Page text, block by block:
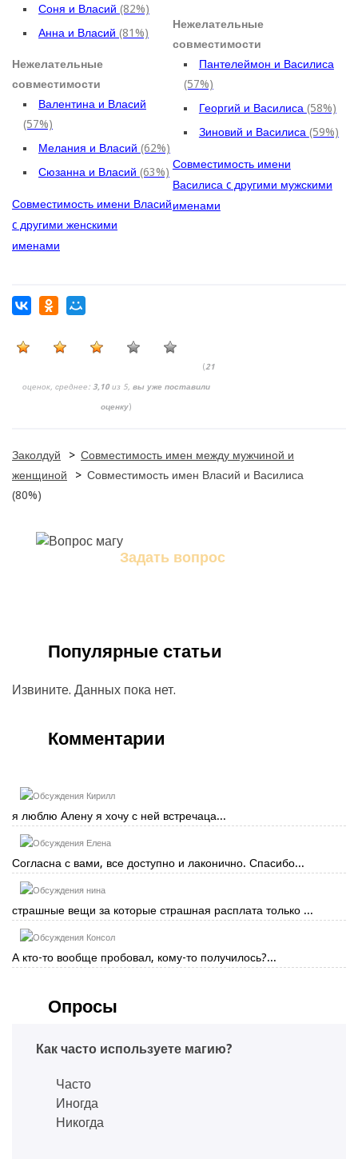
Соня и Власий (82%)
Анна и Власий (81%)
Нежелательные
совместимости
Валентина и Власий
(57%)
Мелания и Власий (62%)
Сюзанна и Власий (63%)
Совместимость имени Власий
c другими женскими
именами
Нежелательные
совместимости
Пантелеймон и Василиса
(57%)
Георгий и Василиса (58%)
Зиновий и Василиса (59%)
Совместимость имени
Василиса c другими мужскими
именами
(21
оценок, среднее: 3,10из 5, вы уже поставили
оценку)
Заколдуй > Совместимость имен между мужчиной и
женщиной
> Совместимость имен Власий и Василиса
(80%)
Задать вопрос
Популярные статьи
Извините. Данных пока нет.
Комментарии
Кирилл
я люблю Алену я хочу с ней встречаца...
Елена
Согласна с вами, все доступно и лаконично. Спасибо...
нина
страшные вещи за которые страшная расплата только ...
Консол
А кто-то вообще пробовал, кому-то получилось?...
Опросы
Как часто используете магию?
Часто
Иногда
Никогда